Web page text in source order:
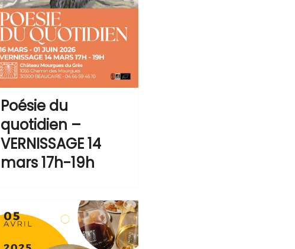
Poésie du
quotidien –
VERNISSAGE 14
mars 17h-19h